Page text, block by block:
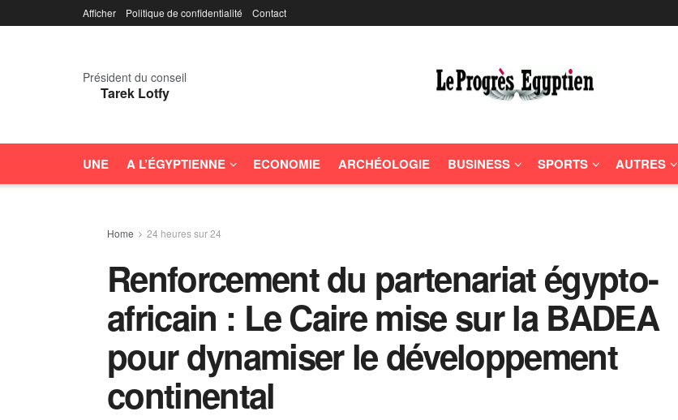
Afficher Politique de confidentialité Contact
Président du conseil
Tarek Lotfy
UNE A L’ÉGYPTIENNE ECONOMIE ARCHÉOLOGIE BUSINESS SPORTS AUTRES
Home 24 heures sur 24
Renforcement du partenariat égypto-
africain : Le Caire mise sur la BADEA
pour dynamiser le développement
continental